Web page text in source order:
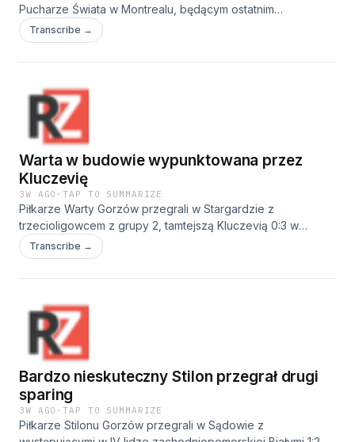
Pucharze Świata w Montrealu, będącym ostatnim
sprawdzianem przed zaplanowanymi na koniec sierpnia
Mistrzostwami Świata w Poznaniu. Zawodnik AZS AWF
się w finałach to występ w tej konkurencji w Kanadzie daje
mu szczególne powody do optymizmu:
Transcribe →
Warta w budowie wypunktowana przez
Kluczevię
3W AGO ·TAP TO SUMMARIZE
Piłkarze Warty Gorzów przegrali w Stargardzie z
trzecioligowcem z grupy 2, tamtejszą Kluczevią 0:3 w
przedostatnim sparingu przed startem trzecioligowego
sezonu. W gorzowskiej ekipie wciąż nie wykrystalizował się
poniedziałkowych magazynach w Radiu Zachód i Radiu
Gorzów.
Transcribe →
Bardzo nieskuteczny Stilon przegrał drugi
sparing
3W AGO ·TAP TO SUMMARIZE
Piłkarze Stilonu Gorzów przegrali w Sądowie z